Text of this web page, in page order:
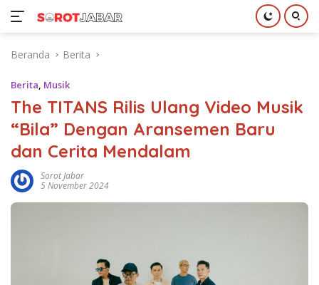
Beranda Berita
Berita, Musik
The TITANS Rilis Ulang Video Musik
“Bila” Dengan Aransemen Baru
dan Cerita Mendalam
Sorot Jabar
5 November 2024